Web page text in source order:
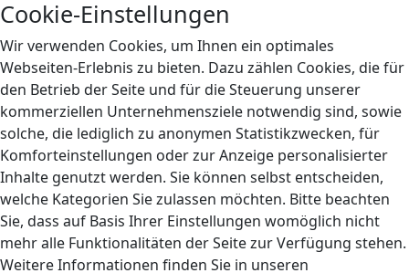
Cookie-Einstellungen
Wir verwenden Cookies, um Ihnen ein optimales
Webseiten-Erlebnis zu bieten. Dazu zählen Cookies, die für
den Betrieb der Seite und für die Steuerung unserer
kommerziellen Unternehmensziele notwendig sind, sowie
solche, die lediglich zu anonymen Statistikzwecken, für
Komforteinstellungen oder zur Anzeige personalisierter
Inhalte genutzt werden. Sie können selbst entscheiden,
welche Kategorien Sie zulassen möchten. Bitte beachten
Sie, dass auf Basis Ihrer Einstellungen womöglich nicht
mehr alle Funktionalitäten der Seite zur Verfügung stehen.
Weitere Informationen finden Sie in unseren